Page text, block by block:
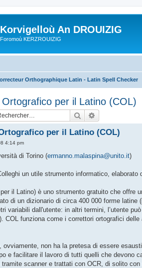
Korvigelloù An DROUIZIG
Foromoù KERZROUIZIG
Orthographique Latin - Latin Spell Checker
per il Latino (COL)
Rechercher
per il Latino (COL)
4:14 pm
di Torino (ermanno.malaspina@unito.it)
un utile strumento informatico,
il Latino) è uno strumento gratuito che offre
di un dizionario di circa 400 000 forme
variabili dall'utente: in altri termini, l’utente
COL funziona come i correttori ortografici
ovviamente, non ha la pretesa di essere
e facilitare il lavoro di tutti quelli che devono
scanner e trattati con OCR, di solito con